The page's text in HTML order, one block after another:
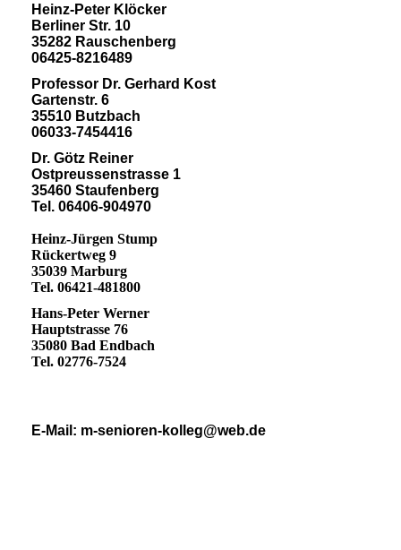
Heinz-Peter Klöcker
Berliner Str. 10
35282 Rauschenberg
06425-8216489
Professor Dr. Gerhard Kost
Gartenstr. 6
35510 Butzbach
06033-7454416
Dr. Götz Reiner
Ostpreussenstrasse 1
35460 Staufenberg
Tel. 06406-904970
Heinz-Jürgen Stump
Rückertweg 9
35039 Marburg
Tel. 06421-481800
Hans-Peter Werner
Hauptstrasse 76
35080 Bad Endbach
Tel. 02776-7524
E-Mail: m-senioren-kolleg@web.de